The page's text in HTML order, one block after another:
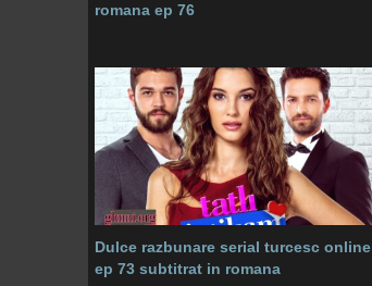
romana ep 76
Dulce razbunare serial turcesc online
ep 73 subtitrat in romana